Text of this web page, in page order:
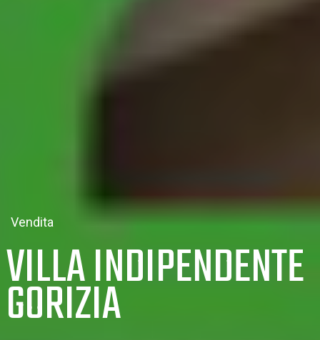
Vendita
VILLA INDIPENDENTE
GORIZIA